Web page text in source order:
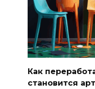
Как
становится